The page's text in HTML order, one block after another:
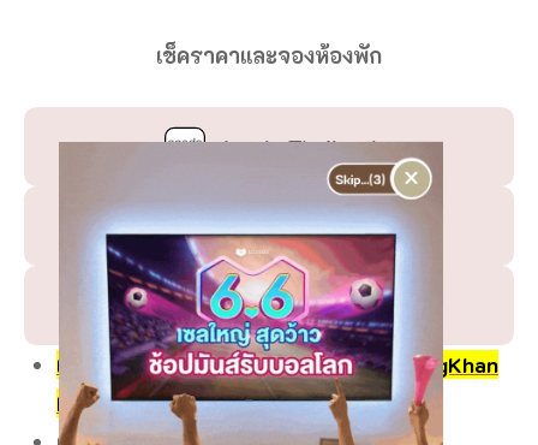
เช็คราคาและจองห้องพัก
Agoda Thailand
Trip.com Thailand
Klook Thailand
เช็คราคาและจองห้องพักได้ที่ Chic ChiangKhan
Hotel
×